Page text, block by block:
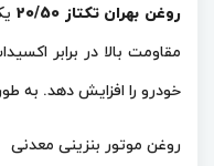
✔ محافظت عالی از قطعات
روغن بهران تکتاز 20/50
مقاومت بالا در برابر
خودرو را افزایش دهد. به طور کلی، استفاده از روغن بهران 20/50 تکتاز
روغن موتور بنزینی معدنی